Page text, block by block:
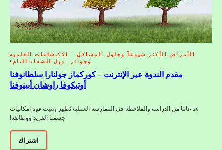
الأمراض الأكثر شيوعاً وحلول المشاكل - الاكتشافات العلمية
وجوائز نوبل للشفاء التام!
مقدم الندوة عبر الإنترنت - كوركماز جولنارا سلطانوفنا
أوتيكوفا راوشان أبينوفنا
25 عامًا من الدراسة والملاحظة في الممارسة العملية تُظهر وتثبت قوة إمكانيات
جسمنا الفريد ووظائفه!
اشتراك